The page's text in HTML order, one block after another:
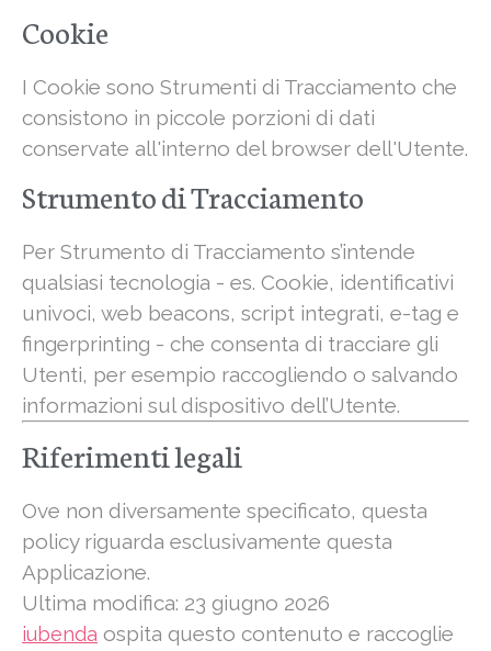
Cookie
I Cookie sono Strumenti di Tracciamento che
consistono in piccole porzioni di dati
conservate all'interno del browser dell'Utente.
Strumento di Tracciamento
Per Strumento di Tracciamento s’intende
qualsiasi tecnologia - es. Cookie, identificativi
univoci, web beacons, script integrati, e-tag e
fingerprinting - che consenta di tracciare gli
Utenti, per esempio raccogliendo o salvando
informazioni sul dispositivo dell’Utente.
Riferimenti legali
Ove non diversamente specificato, questa
policy riguarda esclusivamente questa
Applicazione.
Ultima modifica: 23 giugno 2026
iubenda ospita questo contenuto e raccoglie